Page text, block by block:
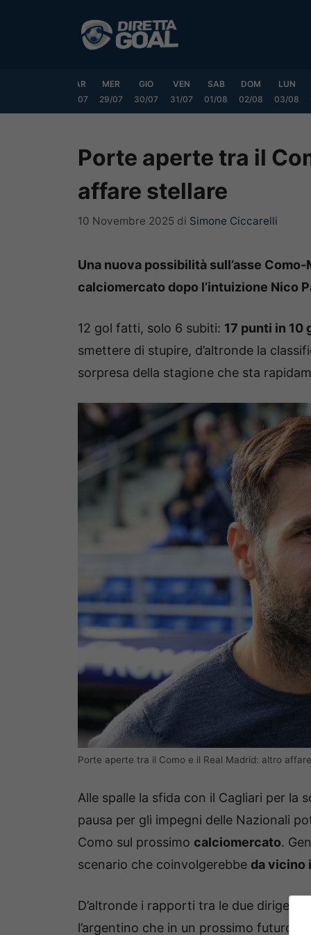
MAR
28/07
MER
29/07
GIO
30/07
VEN
31/07
SAB
01/08
DOM
02/08
LUN
03/08
Porte aperte tra il
affare stellare
10 Novembre 2025 di Simone Ciccarelli
Una nuova possibilità sull’asse
calciomercato dopo l’intuizione Nico
12 gol fatti, solo 6 subiti: 17 punti in 10
smettere di stupire, d’altronde la
sorpresa della stagione che sta
Porte aperte tra il Como e il Real Madrid: altro
Alle spalle la sfida con il Cagliari per la
pausa per gli impegni delle Nazionali
Como sul prossimo calciomercato.
scenario che coinvolgerebbe da vicino
D’altronde i rapporti tra le due
l’argentino che in un prossimo futuro